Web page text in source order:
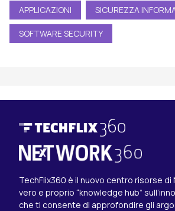
APPLICAZIONI SICUREZZA
SOFTWARE SECURITY
TechFlix360 è il nuovo centro risorse di
vero e proprio “knowledge hub”
che ti consente di approfondire gli